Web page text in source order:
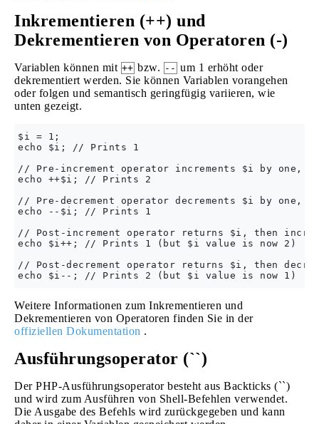
Inkrementieren (++) und
Dekrementieren von Operatoren (-)
Variablen können mit ++ bzw. -- um 1 erhöht oder
dekrementiert werden. Sie können Variablen vorangehen
oder folgen und semantisch geringfügig variieren, wie
unten gezeigt.
$i = 1;
echo $i; // Prints 1
// Pre-increment operator increments $i by one,
echo ++$i; // Prints 2
// Pre-decrement operator decrements $i by one,
echo --$i; // Prints 1
// Post-increment operator returns $i, then
echo $i++; // Prints 1 (but $i value is now 2)
// Post-decrement operator returns $i, then
Weitere Informationen zum Inkrementieren und
Dekrementieren von Operatoren finden Sie in der
offiziellen Dokumentation .
Ausführungsoperator (``)
Der PHP-Ausführungsoperator besteht aus Backticks (``)
und wird zum Ausführen von Shell-Befehlen verwendet.
Die Ausgabe des Befehls wird zurückgegeben und kann